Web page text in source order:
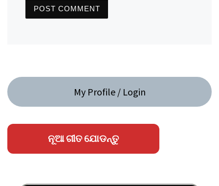
My Profile / Login
ନୂଆ ଗୀତ ଯୋଡନ୍ତୁ